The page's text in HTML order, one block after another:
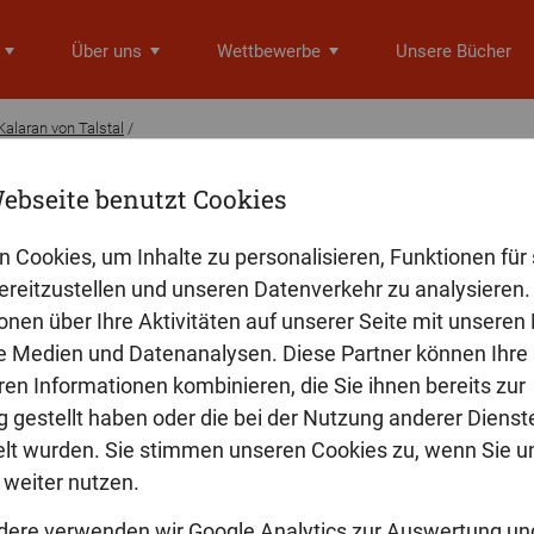
benutzt Cookies
Cookies, um Inhalte zu personalisieren, Funktionen für
und unseren Datenverkehr zu
über Ihre Aktivitäten auf unserer Seite mit unseren
Medien und Datenanalysen. Diese Partner können Ihre
Informationen kombinieren, die Sie ihnen bereits zur
gestellt haben oder die bei der Nutzung anderer
wurden. Sie stimmen unseren Cookies zu, wenn Sie
nutzen.
Über uns Wettbewerbe Unsere Bücher
von Talstal /
Die Dynastie Talstal. Kalaran von
dem Versammlungssaal des Adelspalasts, versammelten sich
den Nachfolger Coraks von Talstal zu wählen.« Ein neuer Alkt
folgt seinem Bruder nach. Die turbulenten Zeiten Alkatars setzen
weiter ungewiss.